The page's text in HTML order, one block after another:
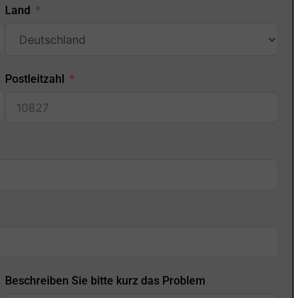
Land
Postleitzahl
Beschreiben Sie bitte kurz das Problem